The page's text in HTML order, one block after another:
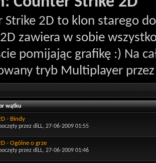
Strike 2D to klon starego
2D zawiera w sobie
pomijając grafikę :) Na
tryb Multiplayer
wątku
- Bindy
przez diLL, 27-06-2009 01:55
- Ogólne o grze
przez diLL, 27-06-2009 01:46